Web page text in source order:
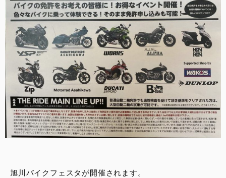
サービス
スタッフ
DUCATI OWNER’S CLUB
アパレル
コンフィギュレーター
旭川バイクフェスタが開催されます。